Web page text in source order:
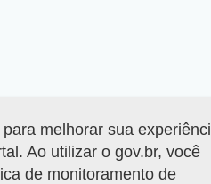
melhorar sua
Ao utilizar o gov.br, você
de monitoramento de